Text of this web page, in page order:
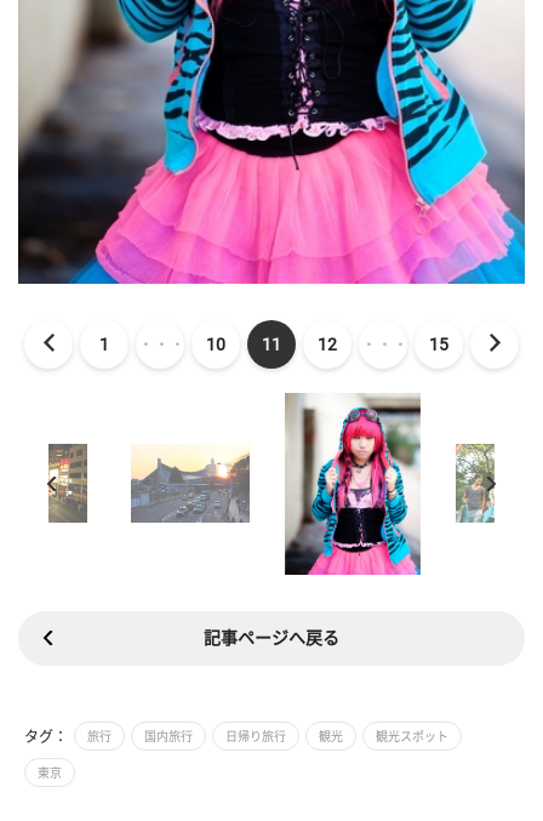
1 ・・・ 10 11 12 ・・・ 15
記事ページへ戻る
タグ： 旅行 国内旅行 日帰り旅行 観光 観光スポット
東京